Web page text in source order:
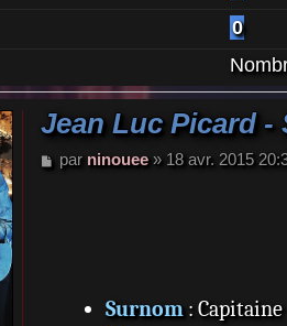
0
Jean Luc Picard -
M
par ninouee» 18 avr. 2015
Surnom: Capitaine